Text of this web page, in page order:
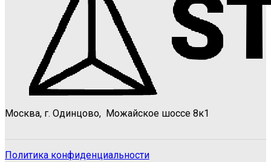
Москва, г. Одинцово, Можайское шоссе 8к1
Политика конфиденциальности